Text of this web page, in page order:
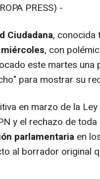
PRESS) -
Ciudadana, conocida
, con
este martes una
para mostrar su
en marzo de la
y el rechazo de
parlamentaria en
al borrador original